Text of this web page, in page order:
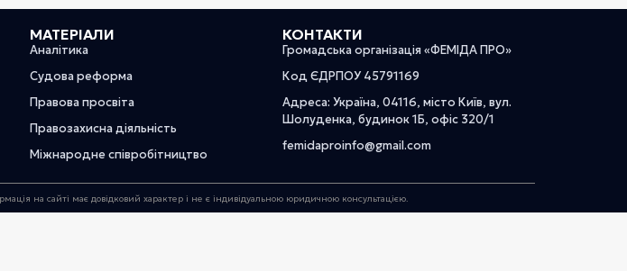
МАТЕРІАЛИ
Аналітика
Судова реформа
Правова просвіта
Правозахисна діяльність
Міжнародне співробітництво
КОНТАКТИ
Громадська організація «ФЕМІДА ПРО»
Код ЄДРПОУ 45791169
Адреса: Україна, 04116, місто Київ, вул.
Шолуденка, будинок 1Б, офіс 320/1
femidaproinfo@gmail.com
на сайті має довідковий характер і не є індивідуальною юридичною консультацією.